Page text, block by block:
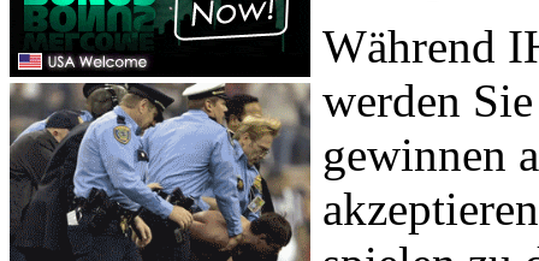
Während
werden
gewinnen